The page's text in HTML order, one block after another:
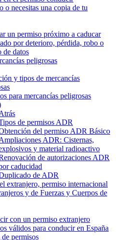
o necesitas una copia de tu
un permiso próximo a caducar
por deterioro, pérdida, robo o
de datos
peligrosas
y tipos de mercancías
para mercancías peligrosas
de permisos ADR
del permiso ADR Básico
ADR: Cisternas,
y material radioactivo
de autorizaciones ADR
caducidad
de ADR
extranjero, permiso internacional
y de Fuerzas y Cuerpos de
con un permiso extranjero
válidos para conducir en España
de permisos